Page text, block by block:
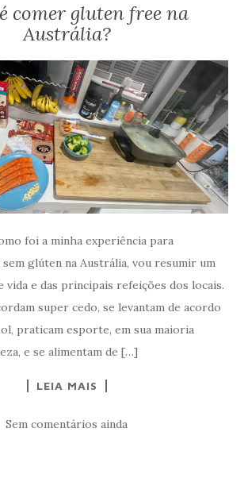
comer gluten free na
Austrália?
foi a minha experiência para
glúten na Austrália, vou resumir um
vida e das principais refeições dos locais.
super cedo, se levantam de acordo
praticam esporte, em sua maioria
e se alimentam de […]
LEIA MAIS
Sem comentários ainda